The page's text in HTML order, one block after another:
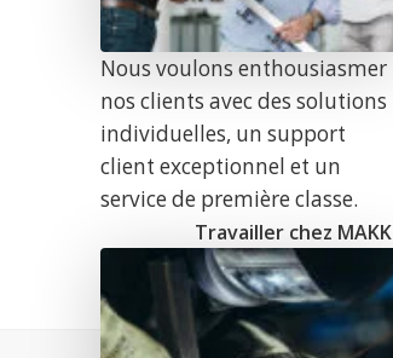
Nous voulons enthousiasmer
nos clients avec des solutions
individuelles, un support
client exceptionnel et un
service de première classe.
Travailler chez MAKK